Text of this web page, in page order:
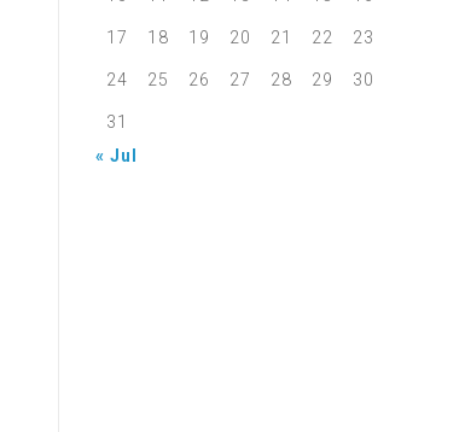
17 18 19 20 21 22 23
24 25 26 27 28 29 30
31
« Jul